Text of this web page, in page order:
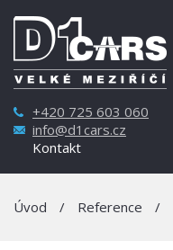
+420 725 603 060
info@d1cars.cz
Kontakt
Úvod / Reference /